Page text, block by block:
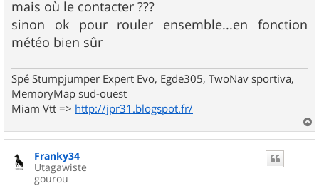
mais où le contacter ???
sinon ok pour rouler ensemble...en fonction
météo bien sûr
Spé Stumpjumper Expert Evo, Egde305, TwoNav sportiva,
MemoryMap sud-ouest
Miam Vtt => http://jpr31.blogspot.fr/
a
Franky34
Utagawiste
gourou